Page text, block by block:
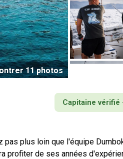
11 photos
Capitaine
pas plus loin que l'équipe
profiter de ses années